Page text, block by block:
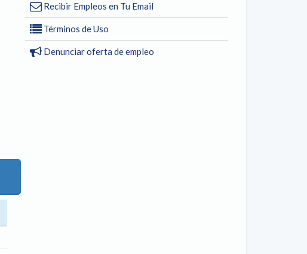
Recibir Empleos en Tu Email
Términos de Uso
Denunciar oferta de empleo